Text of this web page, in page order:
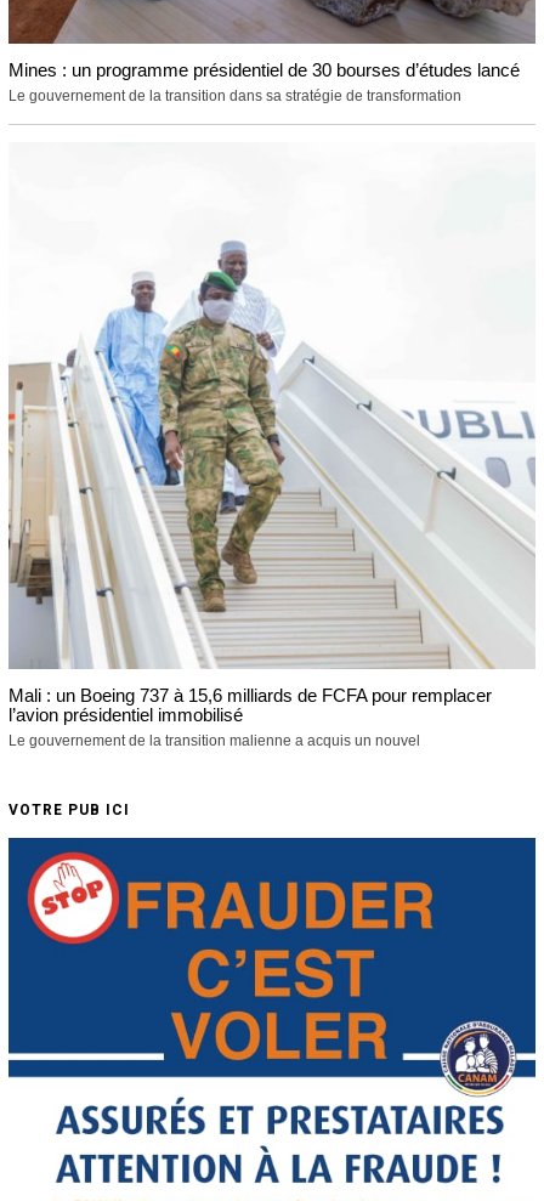
Mines : un programme présidentiel de 30 bourses d’études lancé
Le gouvernement de la transition dans sa stratégie de transformation
Mali : un Boeing 737 à 15,6 milliards de FCFA pour remplacer
l’avion présidentiel immobilisé
Le gouvernement de la transition malienne a acquis un nouvel
VOTRE PUB ICI